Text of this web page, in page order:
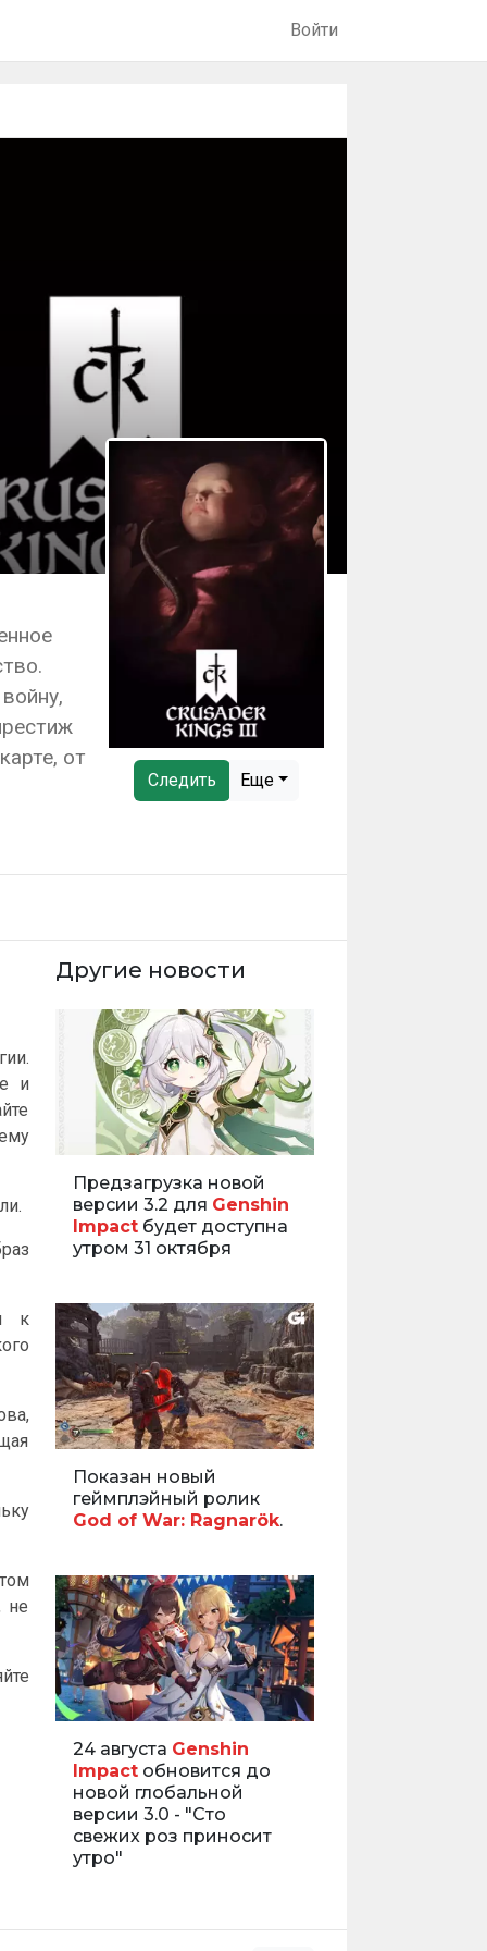
Войти
Следить Еще
от
и
к
не
Другие новости
Предзагрузка новой
версии 3.2 для Genshin
Impactбудет доступна
утром 31 октября
Показан новый
геймплэйный ролик
God of War: Ragnarök.
24 августа Genshin
Impactобновится до
новой глобальной
версии 3.0 - "Сто
свежих роз приносит
утро"